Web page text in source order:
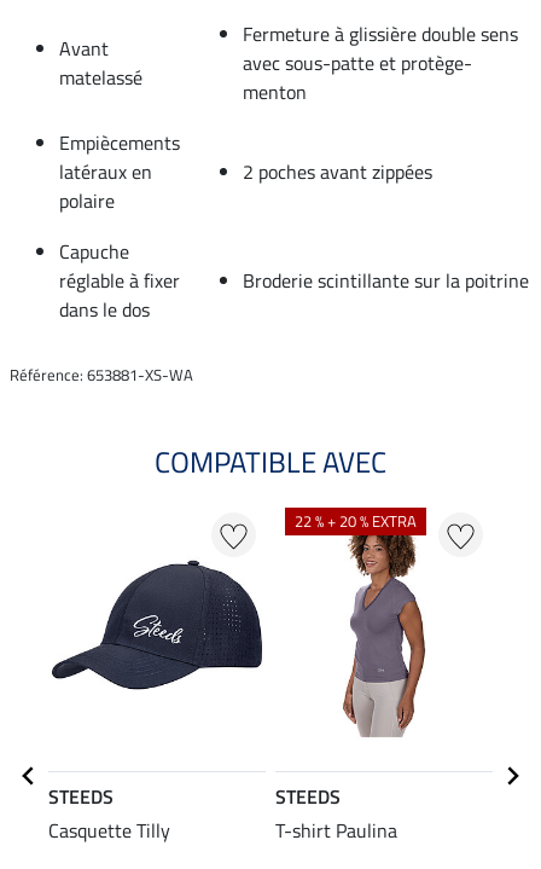
Avant
matelassé
Fermeture à glissière double sens
avec sous-patte et protège-
menton
Empiècements
latéraux en
polaire
2 poches avant zippées
Capuche
réglable à fixer
dans le dos
Broderie scintillante sur la poitrine
Référence: 653881-XS-WA
COMPATIBLE AVEC
STEEDS
Casquette Tilly
22 % + 20 % EXTRA
STEEDS
T-shirt Paulina